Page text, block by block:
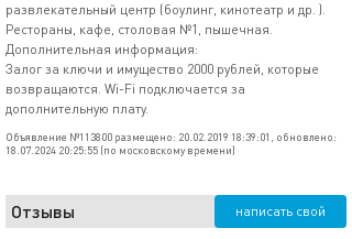
развлекательный центр (боулинг, кинотеатр и др. ).
Рестораны, кафе, столовая №1, пышечная.
Дополнительная информация:
Залог за ключи и имущество 2000 рублей, которые
возвращаются. Wi-Fi подключается за
дополнительную плату.
Объявление №113800 размещено: 20.02.2019 18:39:01, обновлено:
18.07.2024 20:25:55 (по московскому времени)
Отзывы написать свой